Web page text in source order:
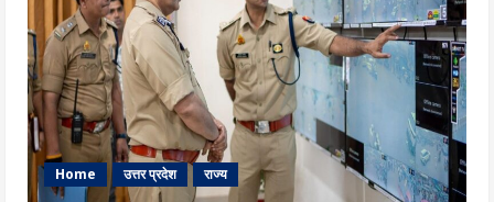
Home उत्तर प्रदेश राज्य